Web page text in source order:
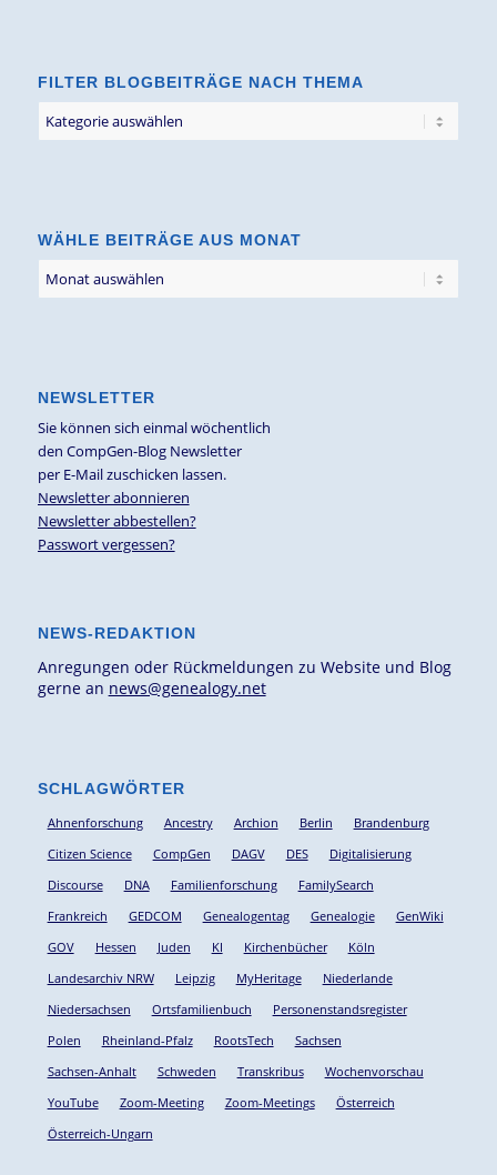
FILTER BLOGBEITRÄGE NACH THEMA
Filter
Blogbeiträge
WÄHLE BEITRÄGE AUS MONAT
NEWSLETTER
Sie können sich einmal wöchentlich
den CompGen-Blog Newsletter
per E-Mail zuschicken lassen.
Newsletter abonnieren
Newsletter abbestellen?
Passwort vergessen?
NEWS-REDAKTION
Anregungen oder Rückmeldungen zu Website und Blog
gerne an news@genealogy.net
SCHLAGWÖRTER
Ahnenforschung Ancestry Archion Berlin
Brandenburg
Citizen Science
CompGen DAGV DES
Digitalisierung
Discourse
DNA Familienforschung
FamilySearch
Frankreich
GEDCOM Genealogentag Genealogie
GenWiki
GOV
Hessen Juden KI Kirchenbücher
Köln
Landesarchiv NRW
Leipzig MyHeritage
Niederlande
Niedersachsen
Ortsfamilienbuch
Personenstandsregister
Polen
Rheinland-Pfalz RootsTech
Sachsen
Sachsen-Anhalt
Schweden Transkribus
Wochenvorschau
YouTube
Zoom-Meeting Zoom-Meetings
Österreich
Österreich-Ungarn